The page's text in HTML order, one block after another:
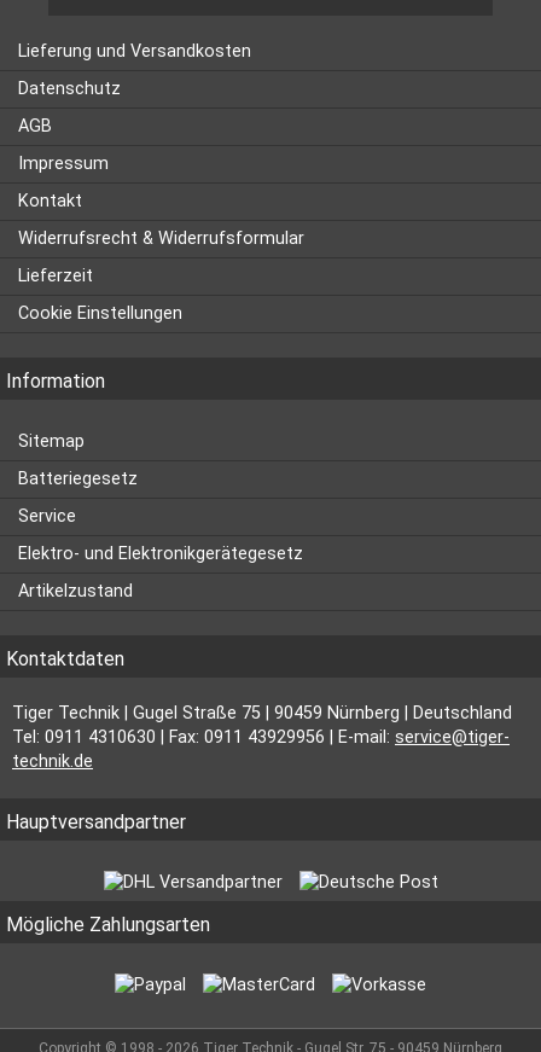
Lieferung und Versandkosten
Datenschutz
AGB
Impressum
Kontakt
Widerrufsrecht & Widerrufsformular
Lieferzeit
Cookie Einstellungen
Information
Sitemap
Batteriegesetz
Service
Elektro- und Elektronikgerätegesetz
Artikelzustand
Kontaktdaten
Tiger Technik | Gugel Straße 75 | 90459 Nürnberg | Deutschland
Tel: 0911 4310630 | Fax: 0911 43929956 | E-mail: service@tiger-
technik.de
Hauptversandpartner
Mögliche Zahlungsarten
Copyright © 1998 - 2026 Tiger Technik - Gugel Str. 75 - 90459 Nürnberg